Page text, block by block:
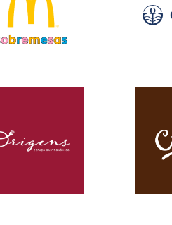
VEJA MAIS
VEJA MAIS